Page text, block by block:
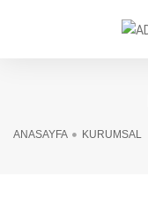
ANASAYFA KURUMSAL